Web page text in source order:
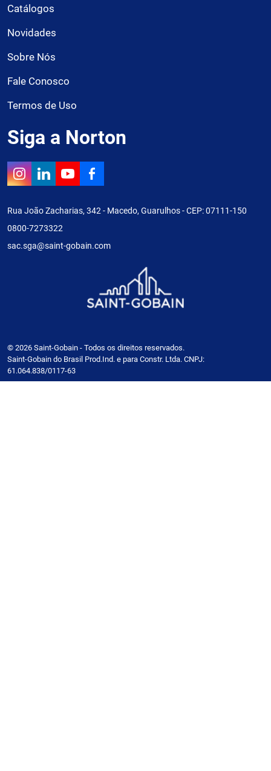
Catálogos
Novidades
Sobre Nós
Fale Conosco
Termos de Uso
Siga a Norton
Rua João Zacharias, 342 - Macedo, Guarulhos - CEP: 07111-150
0800-7273322
sac.sga@saint-gobain.com
© 2026 Saint-Gobain - Todos os direitos reservados.
Saint-Gobain do Brasil Prod.Ind. e para Constr. Ltda. CNPJ:
61.064.838/0117-63